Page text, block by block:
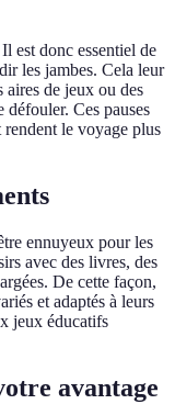
est donc essentiel de
les jambes. Cela leur
aires de jeux ou des
défouler. Ces pauses
rendent le voyage plus
ennuyeux pour les
avec des livres, des
De cette façon,
et adaptés à leurs
jeux éducatifs
avantage